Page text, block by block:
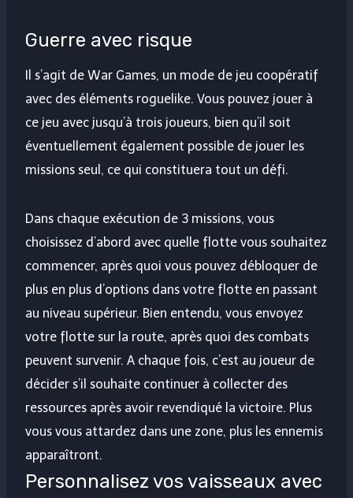
Guerre avec risque
Il s’agit de War Games, un mode de jeu coopératif
avec des éléments roguelike. Vous pouvez jouer à
ce jeu avec jusqu’à trois joueurs, bien qu’il soit
éventuellement également possible de jouer les
missions seul, ce qui constituera tout un défi.
Dans chaque exécution de 3 missions, vous
choisissez d’abord avec quelle flotte vous souhaitez
commencer, après quoi vous pouvez débloquer de
plus en plus d’options dans votre flotte en passant
au niveau supérieur. Bien entendu, vous envoyez
votre flotte sur la route, après quoi des combats
peuvent survenir. A chaque fois, c’est au joueur de
décider s’il souhaite continuer à collecter des
ressources après avoir revendiqué la victoire. Plus
vous vous attardez dans une zone, plus les ennemis
apparaîtront.
Personnalisez vos vaisseaux avec